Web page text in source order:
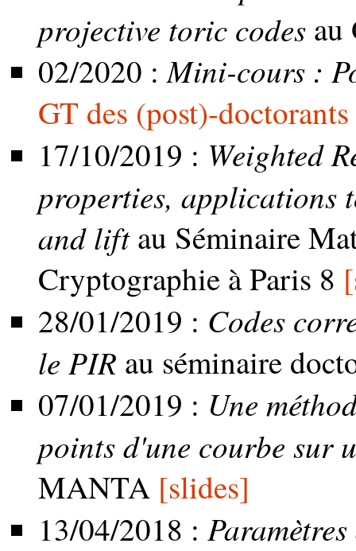
projective toric codes au
02/2020 :Mini-cours :
GT des (post)-
17/10/2019 : Weighted
properties, applications
and liftau Séminaire
Cryptographie à Paris 8
28/01/2019 : Codes
le PIR au séminaire
07/01/2019 : Une
points d'une courbe sur
MANTA [slides]
13/04/2018 :